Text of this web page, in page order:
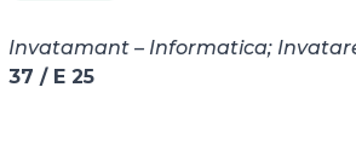
Invatamant – Informatica;
37 / E 25